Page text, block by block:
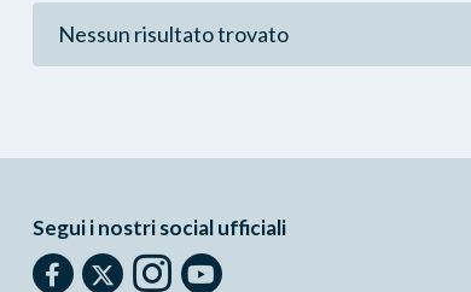
Nessun risultato trovato
Segui i nostri social ufficiali